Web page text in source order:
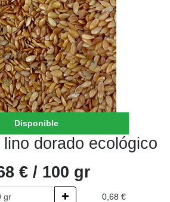
Disponible
dorado ecológico
€ / 100 gr
0,68 €